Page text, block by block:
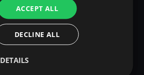
und Combat
geben. Ihr sammelt
verarbeitet sie und nutzt
um Potions herzustellen.
von Eurem Herblore Level
hoeheres Herblore den Content
ACCEPT ALL
DECLINE ALL